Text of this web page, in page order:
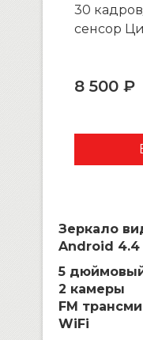
30
сенсор
8 500 ₽
Зеркало
Android 4.4
5
2 камеры
FM
WiFi